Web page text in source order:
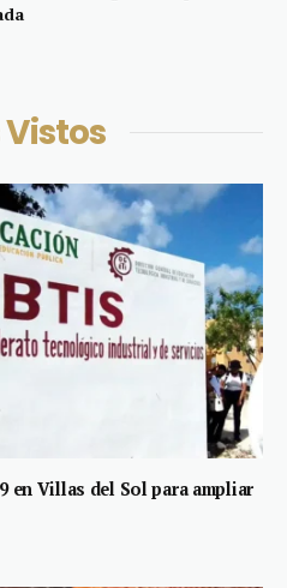
en Villas del Sol para ampliar